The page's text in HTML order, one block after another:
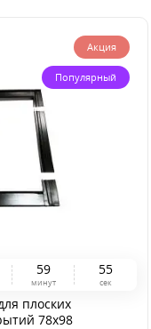
Акция
Популярный
59
минут
54
сек
плоских
78x98